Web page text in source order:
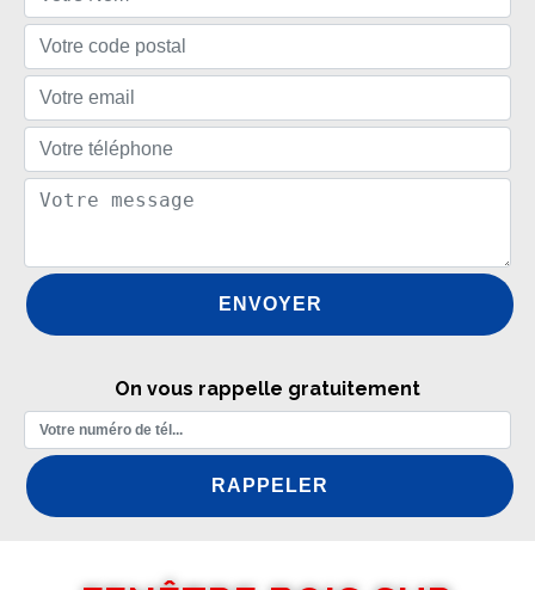
On vous rappelle gratuitement